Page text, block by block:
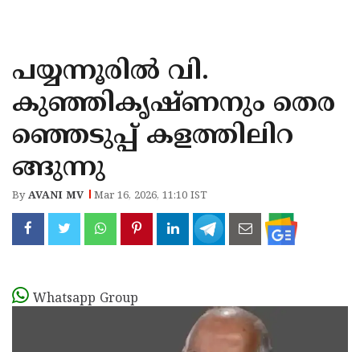
KANNUR
KASARAGOD
പയ്യന്നൂരിൽ വി.
കുഞ്ഞികൃഷ്ണനും തെര
ഞ്ഞെടുപ്പ് കളത്തിലിറ
ങ്ങുന്നു
ByAVANI MV Mar 16, 2026, 11:10 IST
Whatsapp Group